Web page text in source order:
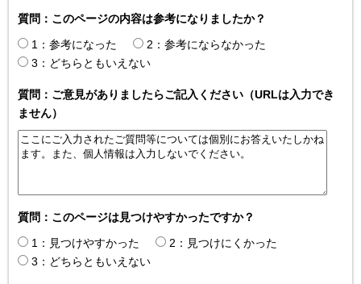
質問：このページの内容は参考になりましたか？
1：参考になった
2：参考にならなかった
3：どちらともいえない
質問：ご意見がありましたらご記入ください（URLは入力でき
ません）
質問：このページは見つけやすかったですか？
1：見つけやすかった
2：見つけにくかった
3：どちらともいえない